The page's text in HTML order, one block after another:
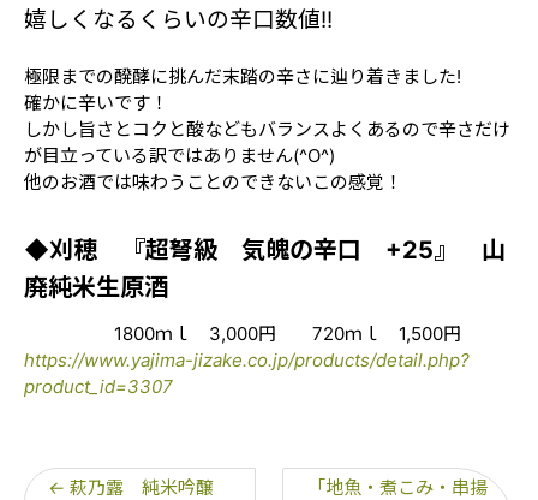
嬉しくなるくらいの辛口数値!!
極限までの醗酵に挑んだ末踏の辛さに辿り着きました!
確かに辛いです！
しかし旨さとコクと酸などもバランスよくあるので辛さだけ
が目立っている訳ではありません(^O^)
他のお酒では味わうことのできないこの感覚！
◆刈穂 『超弩級 気魄の辛口 +25』 山
廃純米生原酒
1800ｍｌ 3,000円 720ｍｌ 1,500円
https://www.yajima-jizake.co.jp/products/detail.php?
product_id=3307
← 萩乃露 純米吟醸
「地魚・煮こみ・串揚